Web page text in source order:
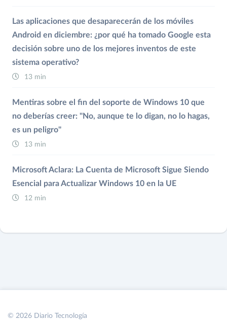
Las aplicaciones que desaparecerán de los móviles
Android en diciembre: ¿por qué ha tomado Google esta
decisión sobre uno de los mejores inventos de este
sistema operativo?
13 min
Mentiras sobre el fin del soporte de Windows 10 que
no deberías creer: "No, aunque te lo digan, no lo hagas,
es un peligro"
13 min
Microsoft Aclara: La Cuenta de Microsoft Sigue Siendo
Esencial para Actualizar Windows 10 en la UE
12 min
© 2026 Diario Tecnología